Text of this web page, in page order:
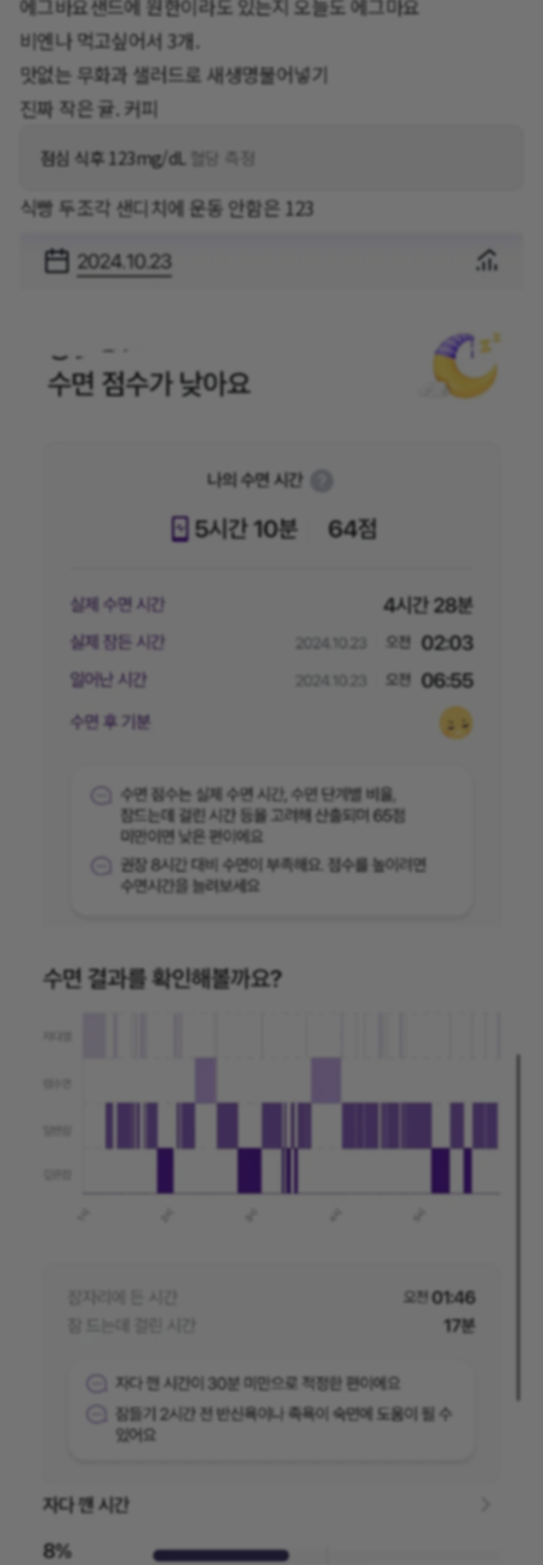
에그바요샌드에 원한이라도 있는지 오늘도 에그마요
비엔나 먹고싶어서 3개.
맛없는 무화과 샐러드로 새생명불어넣기
진짜 작은 귤. 커피
점심 식후 123mg/dL 혈당 측정
식빵 두조각 샌디치에 운동 안함은 123